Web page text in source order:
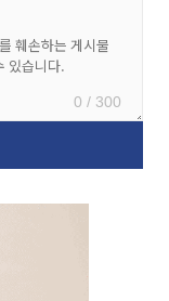
0 / 300